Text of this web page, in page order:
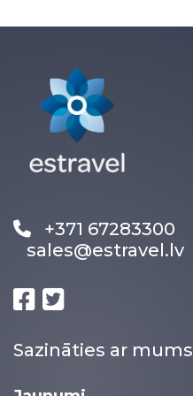
+371 67283300
sales@estravel.lv
Sazināties ar mums